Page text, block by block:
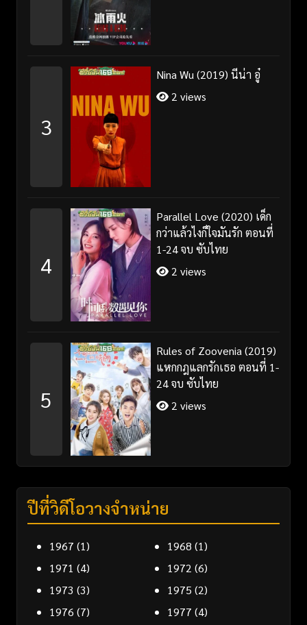
3
Nina Wu (2019) นีน่า อู๋
2 views
4
Parallel Love (2020) เด็ก
กว่าแล้วไงก็ใจมันรัก ตอนที่
1-24 จบ ซับไทย
2 views
5
Rules of Zoovenia (2019)
แหกกฎแลกรักเธอ ตอนที่ 1-
24 จบ ซับไทย
2 views
ปีที่วิดีโอวางจำหน่าย
1967 (1) 1968 (1)
1971 (4) 1972 (6)
1973 (3) 1975 (2)
1976 (7) 1977 (4)